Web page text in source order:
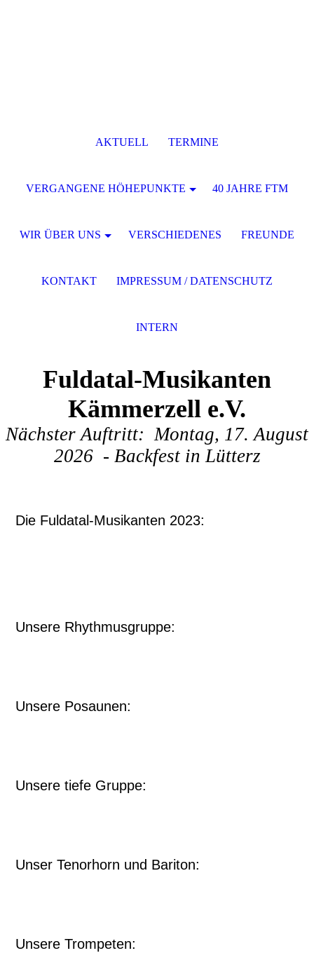
Fuldatal-Musikanten
Kämmerzell e.V.
Nächster Auftritt: Montag, 17. August
2026 - Backfest in Lütterz
Die Fuldatal-Musikanten 2023:
Unsere Rhythmusgruppe:
Unsere Posaunen:
Unsere tiefe Gruppe:
Unser Tenorhorn und Bariton:
Unsere Trompeten:
AKTUELL TERMINE
VERGANGENE HÖHEPUNKTE 40 JAHRE FTM
WIR ÜBER UNS VERSCHIEDENES FREUNDE
KONTAKT IMPRESSUM / DATENSCHUTZ
INTERN